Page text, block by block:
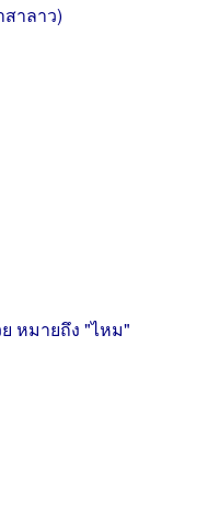
าลาว)
หมายถึง "ไหม"